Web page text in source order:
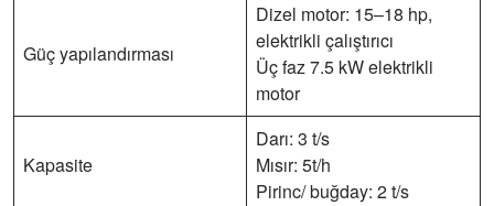
Güç yapılandırması
Dizel motor: 15–18 hp,
elektrikli çalıştırıcı
Üç faz 7.5 kW elektrikli
motor
Kapasite
Darı: 3 t/s
Mısır: 5t/h
Pirinc/ buğday: 2 t/s